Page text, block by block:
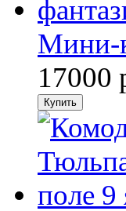
Мини-
17000